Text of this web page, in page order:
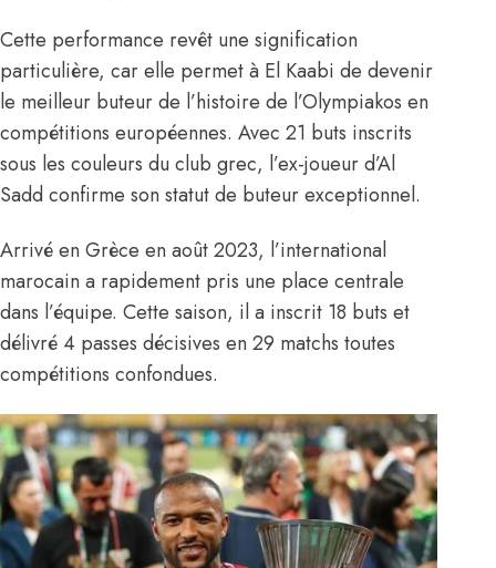
Cette performance revêt une signification
particulière, car elle permet à El Kaabi de devenir
le meilleur buteur de l’histoire de l’Olympiakos en
compétitions européennes. Avec 21 buts inscrits
sous les couleurs du club grec, l’ex-joueur d’Al
Sadd confirme son statut de buteur exceptionnel.
Arrivé en Grèce en août 2023, l’international
marocain a rapidement pris une place centrale
dans l’équipe. Cette saison, il a inscrit 18 buts et
délivré 4 passes décisives en 29 matchs toutes
compétitions confondues.